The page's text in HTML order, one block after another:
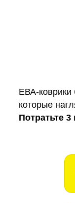
ЕВА-
которые
Потратьте